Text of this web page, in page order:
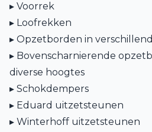
▸ Voorrek
▸ Loofrekken
▸ Opzetborden in
▸ Bovenscharnierende
diverse hoogtes
▸ Schokdempers
▸ Eduard uitzetsteunen
▸ Winterhoff uitzetsteunen